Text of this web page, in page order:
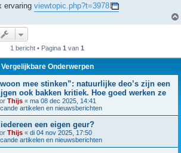
ervaring viewtopic.php?t=3978
1 bericht • Pagina 1 van 1
Vergelijkbare Onderwerpen
mee stinken”: natuurlijke deo’s zijn een
ook bakken kritiek. Hoe goed werken ze
Thijs « ma 08 dec 2025, 14:41
artikelen en nieuwsberichten
een eigen geur?
Thijs « di 04 nov 2025, 17:50
artikelen en nieuwsberichten